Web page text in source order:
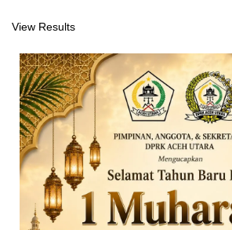
View Results